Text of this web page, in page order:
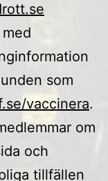
som
vaccinera.
om
och
tillfällen